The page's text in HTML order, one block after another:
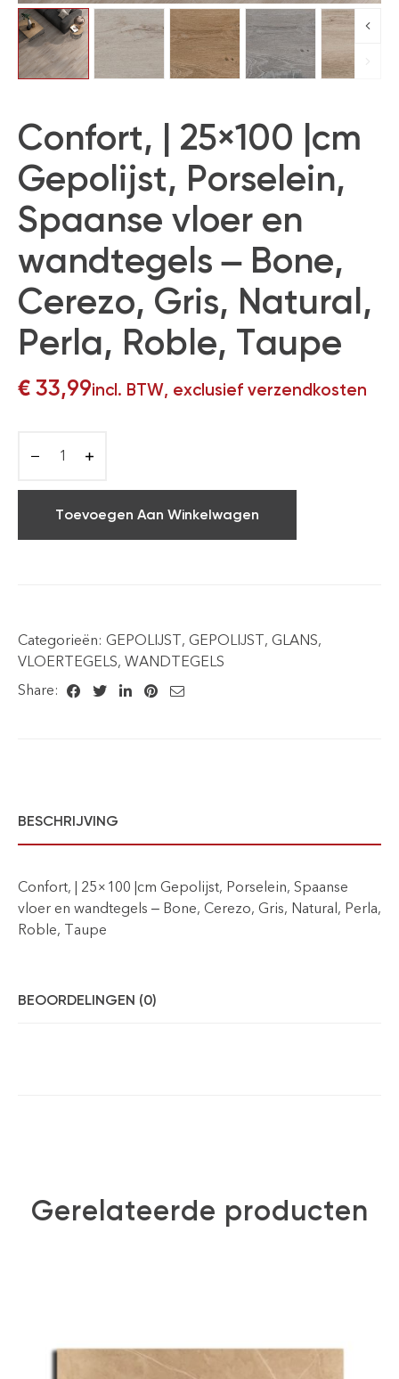
Confort, | 25×100 |cm
Gepolijst, Porselein,
Spaanse vloer en
wandtegels – Bone,
Cerezo, Gris, Natural,
Perla, Roble, Taupe
€ 33,99incl. BTW, exclusief verzendkosten
Toevoegen Aan Winkelwagen
Categorieën: GEPOLIJST, GEPOLIJST, GLANS,
VLOERTEGELS, WANDTEGELS
Share:
BESCHRIJVING
Confort, | 25×100 |cm Gepolijst, Porselein, Spaanse
vloer en wandtegels – Bone, Cerezo, Gris, Natural, Perla,
Roble, Taupe
BEOORDELINGEN (0)
Gerelateerde producten